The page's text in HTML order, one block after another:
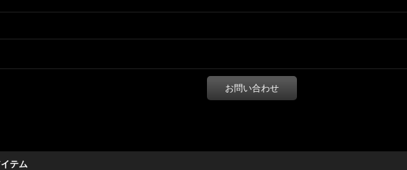
お問い合わせ
テム